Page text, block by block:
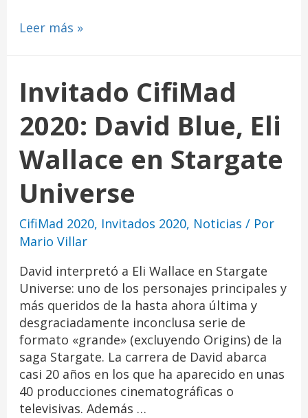
Leer más »
Invitado CifiMad
2020: David Blue, Eli
Wallace en Stargate
Universe
CifiMad 2020, Invitados 2020, Noticias / Por
Mario Villar
David interpretó a Eli Wallace en Stargate
Universe: uno de los personajes principales y
más queridos de la hasta ahora última y
desgraciadamente inconclusa serie de
formato «grande» (excluyendo Origins) de la
saga Stargate. La carrera de David abarca
casi 20 años en los que ha aparecido en unas
40 producciones cinematográficas o
televisivas. Además …